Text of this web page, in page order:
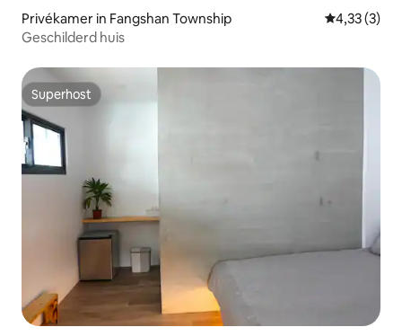
Privékamer in Fangshan Township
4,33 (3)
Geschilderd huis
Superhost
Superhost